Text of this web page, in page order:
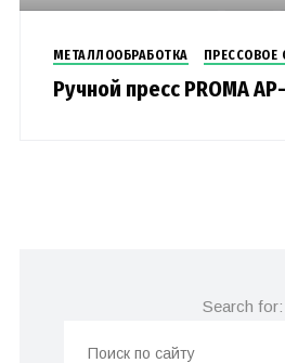
МЕТАЛЛООБРАБОТКА ПРЕССОВОЕ
Ручной пресс PROMA
Search for: